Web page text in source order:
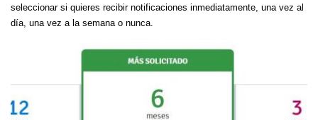
seleccionar si quieres recibir notificaciones inmediatamente, una vez al
día, una vez a la semana o nunca.